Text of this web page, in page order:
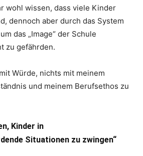
wohl wissen, dass viele Kinder
dennoch aber durch das System
das „Image“ der Schule
zu gefährden.
Würde, nichts mit meinem
und meinem Berufsethos zu
Kinder in
Situationen zu zwingen“